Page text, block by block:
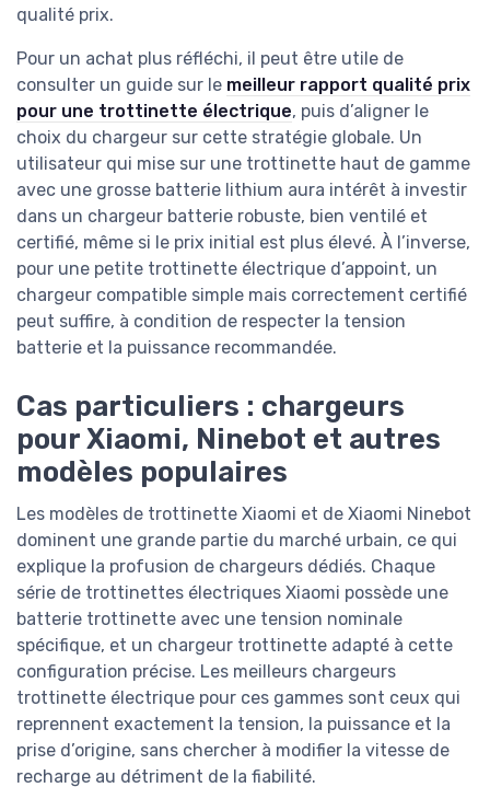
qualité prix.
Pour un achat plus réfléchi, il peut être utile de
consulter un guide sur le meilleur rapport qualité prix
pour une trottinette électrique, puis d’aligner le
choix du chargeur sur cette stratégie globale. Un
utilisateur qui mise sur une trottinette haut de gamme
avec une grosse batterie lithium aura intérêt à investir
dans un chargeur batterie robuste, bien ventilé et
certifié, même si le prix initial est plus élevé. À l’inverse,
pour une petite trottinette électrique d’appoint, un
chargeur compatible simple mais correctement certifié
peut suffire, à condition de respecter la tension
batterie et la puissance recommandée.
Cas particuliers : chargeurs
pour Xiaomi, Ninebot et autres
modèles populaires
Les modèles de trottinette Xiaomi et de Xiaomi Ninebot
dominent une grande partie du marché urbain, ce qui
explique la profusion de chargeurs dédiés. Chaque
série de trottinettes électriques Xiaomi possède une
batterie trottinette avec une tension nominale
spécifique, et un chargeur trottinette adapté à cette
configuration précise. Les meilleurs chargeurs
trottinette électrique pour ces gammes sont ceux qui
reprennent exactement la tension, la puissance et la
prise d’origine, sans chercher à modifier la vitesse de
recharge au détriment de la fiabilité.